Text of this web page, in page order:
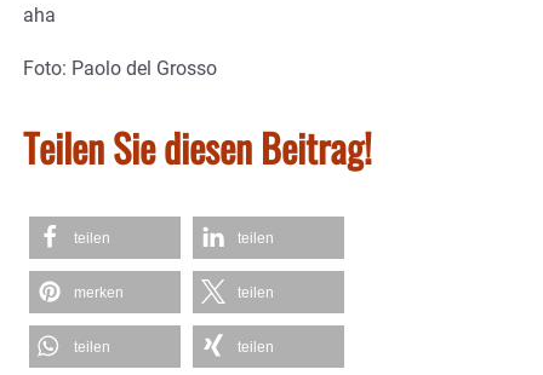
aha
Foto: Paolo del Grosso
Teilen Sie diesen Beitrag!
teilen teilen
merken teilen
teilen teilen